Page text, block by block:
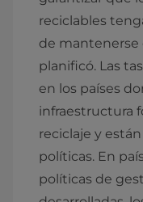
reciclables
de mantenerse
planificó. Las
en los países
infraestructura
reciclaje y
políticas. En
políticas de